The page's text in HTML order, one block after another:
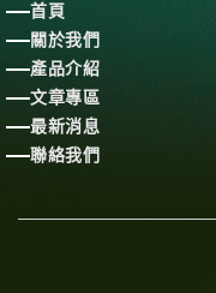
首頁
關於我們
產品介紹
文章專區
最新消息
聯絡我們